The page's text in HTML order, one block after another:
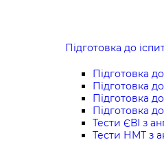
Підготовка до
Підготовка
Підготовка
Підготовка
Підготовка
Тести ЄВІ з
Тести НМТ з